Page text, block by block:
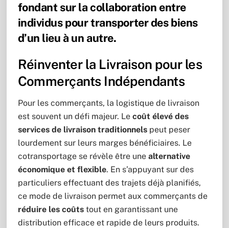
fondant sur la collaboration entre
individus pour transporter des biens
d’un lieu à un autre.
Réinventer la Livraison pour les
Commerçants Indépendants
Pour les commerçants, la logistique de livraison
est souvent un défi majeur. Le coût élevé des
services de livraison traditionnelspeut peser
lourdement sur leurs marges bénéficiaires. Le
cotransportage se révèle être une alternative
économique et flexible. En s’appuyant sur des
particuliers effectuant des trajets déjà planifiés,
ce mode de livraison permet aux commerçants de
réduire les coûtstout en garantissant une
distribution efficace et rapide de leurs produits.